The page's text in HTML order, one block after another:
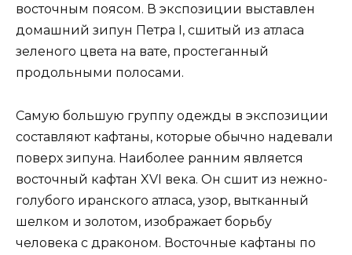
восточным поясом. В экспозиции выставлен
домашний зипун Петра I, сшитый из атласа
зеленого цвета на вате, простеганный
продольными полосами.
Самую большую группу одежды в экспозиции
составляют кафтаны, которые обычно надевали
поверх зипуна. Наиболее ранним является
восточный кафтан XVI века. Он сшит из нежно-
голубого иранского атласа, узор, вытканный
шелком и золотом, изображает борьбу
человека с драконом. Восточные кафтаны по